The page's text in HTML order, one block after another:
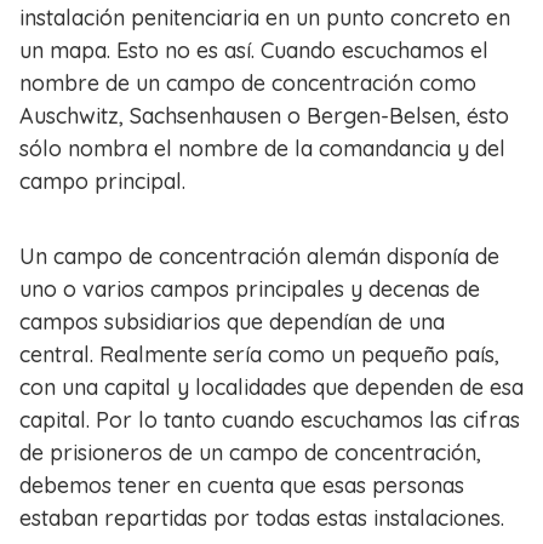
instalación penitenciaria en un punto concreto en
un mapa. Esto no es así. Cuando escuchamos el
nombre de un campo de concentración como
Auschwitz, Sachsenhausen o Bergen-Belsen, ésto
sólo nombra el nombre de la comandancia y del
campo principal.
Un campo de concentración alemán disponía de
uno o varios campos principales y decenas de
campos subsidiarios que dependían de una
central. Realmente sería como un pequeño país,
con una capital y localidades que dependen de esa
capital. Por lo tanto cuando escuchamos las cifras
de prisioneros de un campo de concentración,
debemos tener en cuenta que esas personas
estaban repartidas por todas estas instalaciones.